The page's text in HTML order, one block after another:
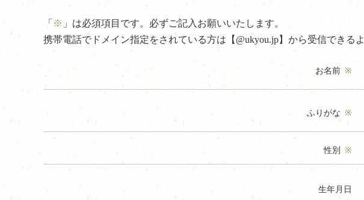
「 ※ 」は必須項目です。必ずご記入お願いいたします。
携帯電話でドメイン指定をされている方は【@ukyou.jp】から受信できる
お名前 ※
ふりがな ※
性別 ※
生年月日